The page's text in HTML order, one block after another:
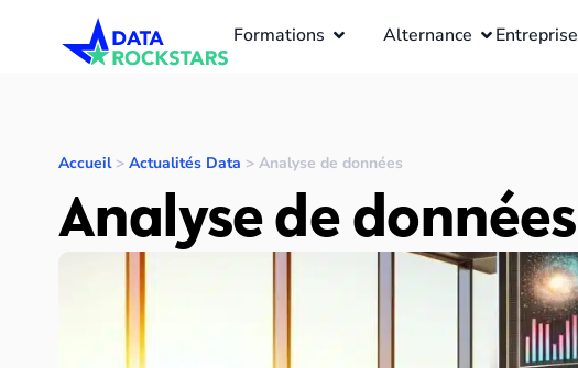
Formations Alternance Entreprise
Accueil> Actualités Data > Analyse de données
Analyse de données